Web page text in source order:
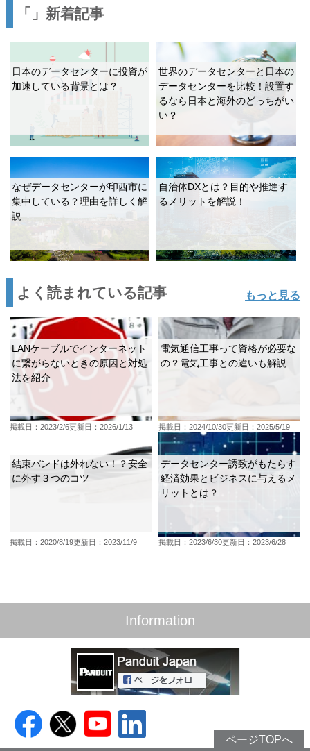
「」新着記事
日本のデータセンターに投資が
加速している背景とは？
世界のデータセンターと日本の
データセンターを比較！設置す
るなら日本と海外のどっちがい
い？
なぜデータセンターが印西市に
集中している？理由を詳しく解
説
自治体DXとは？目的や推進す
るメリットを解説！
よく読まれている記事 もっと見る
LANケーブルでインターネット
に繋がらないときの原因と対処
法を紹介
掲載日：2023/2/6更新日：2026/1/13
電気通信工事って資格が必要な
の？電気工事との違いも解説
掲載日：2024/10/30更新日：2025/5/19
結束バンドは外れない！？安全
に外す３つのコツ
掲載日：2020/8/19更新日：2023/11/9
データセンター誘致がもたらす
経済効果とビジネスに与えるメ
リットとは？
掲載日：2023/6/30更新日：2023/6/28
Information
ページTOPへ